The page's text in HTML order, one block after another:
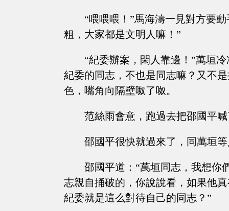
“喂喂喂！”馬海濤一見對方要
粗，大家都是文明人嘛！”
“紀委辦案，閑人靠邊！”萬垣
紀委的同志，不也是同志嘛？又不
色，嘴角向隔壁呶了呶。
范絲雨會意，跑過去把邵國平
邵國平很快就過來了，同萬垣
邵國平道：“萬垣同志，我想你
志親自捅破的，你說說看，如果他
紀委就是這么對待自己的同志？”